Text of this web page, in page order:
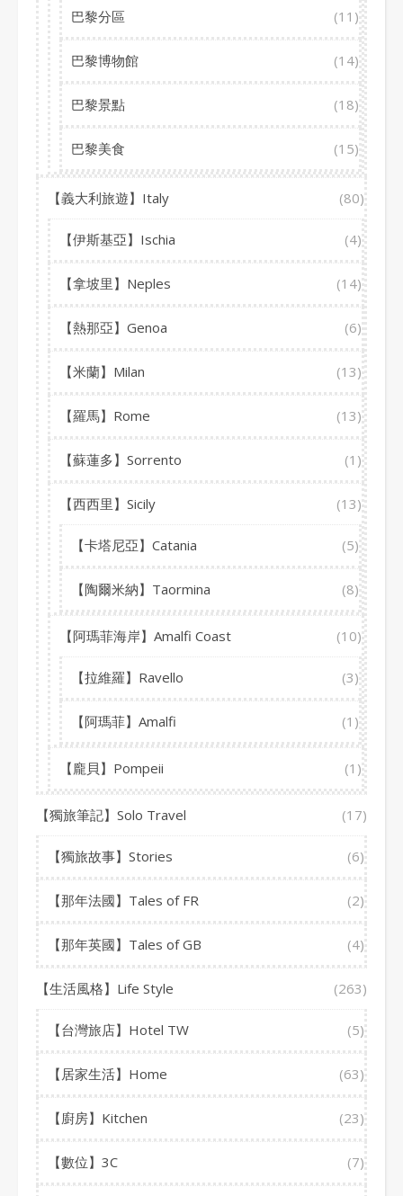
巴黎分區 (11)
巴黎博物館 (14)
巴黎景點 (18)
巴黎美食 (15)
【義大利旅遊】Italy (80)
【伊斯基亞】Ischia (4)
【拿坡里】Neples (14)
【熱那亞】Genoa (6)
【米蘭】Milan (13)
【羅馬】Rome (13)
【蘇蓮多】Sorrento (1)
【西西里】Sicily (13)
【卡塔尼亞】Catania (5)
【陶爾米納】Taormina (8)
【阿瑪菲海岸】Amalfi Coast (10)
【拉維羅】Ravello (3)
【阿瑪菲】Amalfi (1)
【龐貝】Pompeii (1)
【獨旅筆記】Solo Travel (17)
【獨旅故事】Stories (6)
【那年法國】Tales of FR (2)
【那年英國】Tales of GB (4)
【生活風格】Life Style (263)
【台灣旅店】Hotel TW (5)
【居家生活】Home (63)
【廚房】Kitchen (23)
【數位】3C (7)